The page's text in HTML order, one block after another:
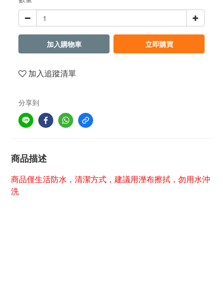
加入購物車 立即購買
加入追蹤清單
分享到
商品描述
商品僅生活防水，清潔方式，建議用溼布擦拭，勿用水沖
洗